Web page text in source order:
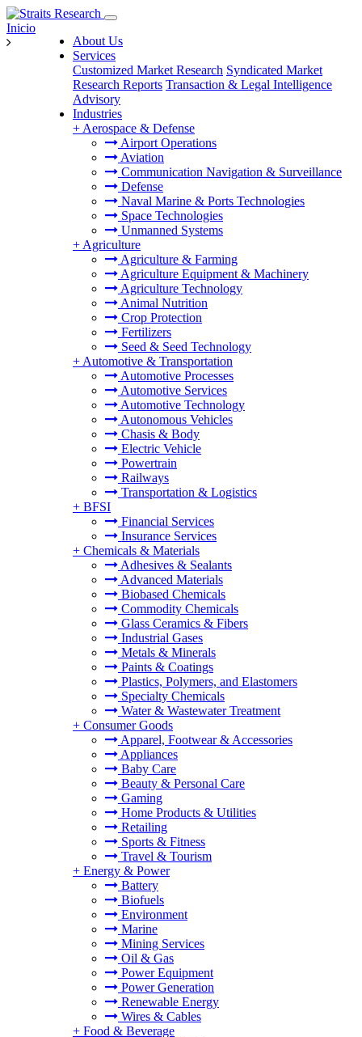
About Us
Services
Customized Market Research Syndicated Market
Research Reports Transaction & Legal Intelligence
Advisory
Industries
+ Aerospace & Defense
Airport Operations
Aviation
Communication Navigation & Surveillance
Defense
Naval Marine & Ports Technologies
Space Technologies
Unmanned Systems
+ Agriculture
Agriculture & Farming
Agriculture Equipment & Machinery
Agriculture Technology
Animal Nutrition
Crop Protection
Fertilizers
Seed & Seed Technology
+ Automotive & Transportation
Automotive Processes
Automotive Services
Automotive Technology
Autonomous Vehicles
Chasis & Body
Electric Vehicle
Powertrain
Railways
Transportation & Logistics
+ BFSI
Financial Services
Insurance Services
+ Chemicals & Materials
Adhesives & Sealants
Advanced Materials
Biobased Chemicals
Commodity Chemicals
Glass Ceramics & Fibers
Industrial Gases
Metals & Minerals
Paints & Coatings
Plastics, Polymers, and Elastomers
Specialty Chemicals
Water & Wastewater Treatment
+ Consumer Goods
Apparel, Footwear & Accessories
Appliances
Baby Care
Beauty & Personal Care
Gaming
Home Products & Utilities
Retailing
Sports & Fitness
Travel & Tourism
+ Energy & Power
Battery
Biofuels
Environment
Marine
Mining Services
Oil & Gas
Power Equipment
Power Generation
Renewable Energy
Wires & Cables
+ Food & Beverage
Inicio